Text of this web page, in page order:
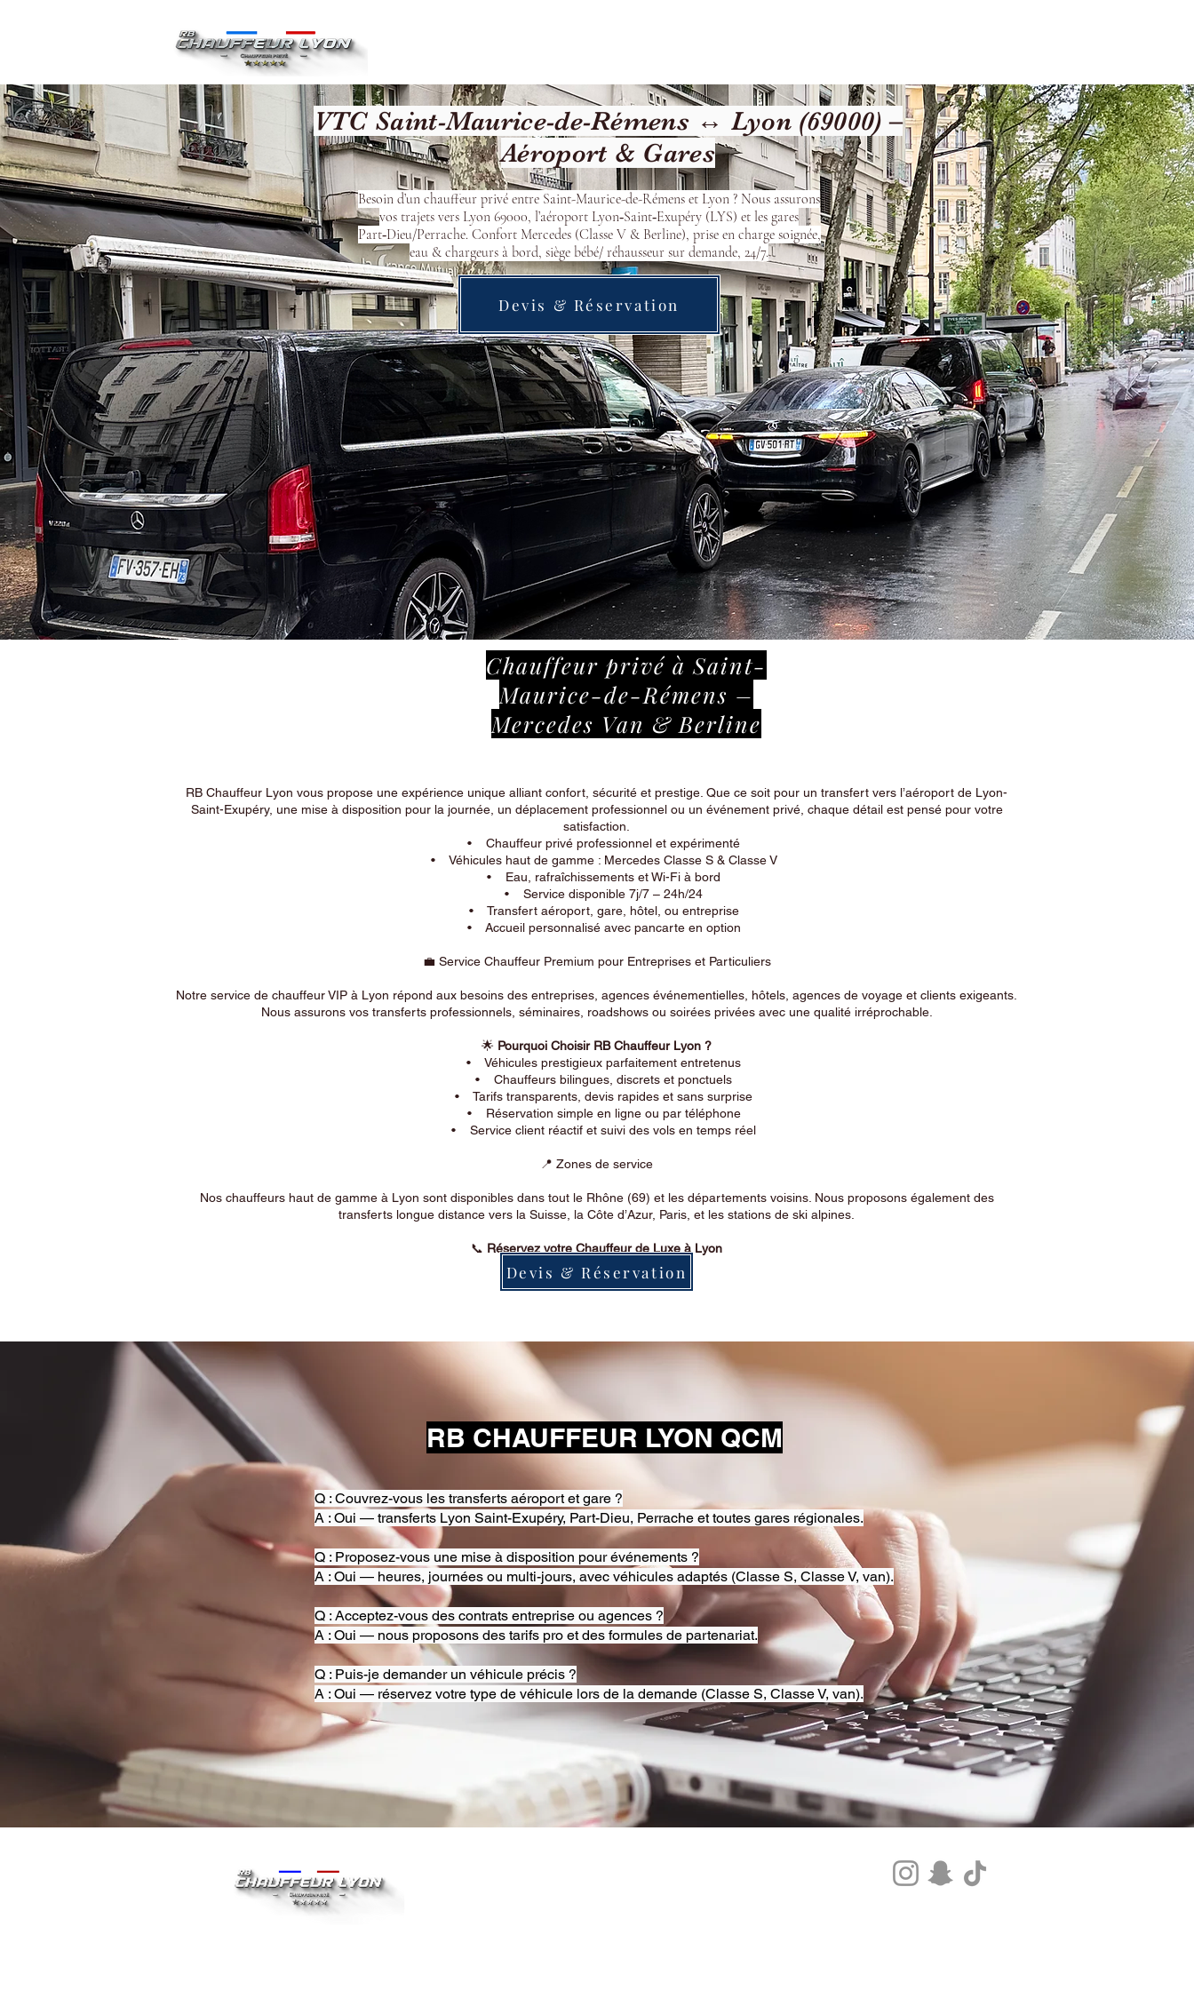
VTC Saint-Maurice-de-Rémens ↔ Lyon (69000) –
Aéroport & Gares
Besoin d’un chauffeur privé entre Saint-Maurice-de-Rémens et Lyon ? Nous assurons
vos trajets vers Lyon 69000, l’aéroport Lyon‑Saint‑Exupéry (LYS) et les gares
Part‑Dieu/Perrache. Confort Mercedes (Classe V & Berline), prise en charge soignée,
eau & chargeurs à bord, siège bébé/ réhausseur sur demande, 24/7.
Devis & Réservation
Chauffeur privé à Saint-
Maurice-de-Rémens –
Mercedes Van & Berline
RB Chauffeur Lyon vous propose une expérience unique alliant confort, sécurité et prestige. Que ce soit pour un transfert vers l’aéroport de Lyon-
Saint-Exupéry, une mise à disposition pour la journée, un déplacement professionnel ou un événement privé, chaque détail est pensé pour votre
satisfaction.
• Chauffeur privé professionnel et expérimenté
• Véhicules haut de gamme : Mercedes Classe S & Classe V
• Eau, rafraîchissements et Wi-Fi à bord
• Service disponible 7j/7 – 24h/24
• Transfert aéroport, gare, hôtel, ou entreprise
• Accueil personnalisé avec pancarte en option
💼 Service Chauffeur Premium pour Entreprises et Particuliers
Notre service de chauffeur VIP à Lyon répond aux besoins des entreprises, agences événementielles, hôtels, agences de voyage et clients exigeants.
Nous assurons vos transferts professionnels, séminaires, roadshows ou soirées privées avec une qualité irréprochable.
🌟 Pourquoi Choisir RB Chauffeur Lyon ?
• Véhicules prestigieux parfaitement entretenus
• Chauffeurs bilingues, discrets et ponctuels
• Tarifs transparents, devis rapides et sans surprise
• Réservation simple en ligne ou par téléphone
• Service client réactif et suivi des vols en temps réel
📍 Zones de service
Nos chauffeurs haut de gamme à Lyon sont disponibles dans tout le Rhône (69) et les départements voisins. Nous proposons également des
transferts longue distance vers la Suisse, la Côte d’Azur, Paris, et les stations de ski alpines.
📞 Réservez votre Chauffeur de Luxe à Lyon
Devis & Réservation
RB CHAUFFEUR LYON QCM
Q : Couvrez-vous les transferts aéroport et gare ?
A : Oui — transferts Lyon Saint-Exupéry, Part-Dieu, Perrache et toutes gares régionales.
Q : Proposez-vous une mise à disposition pour événements ?
A : Oui — heures, journées ou multi-jours, avec véhicules adaptés (Classe S, Classe V, van).
Q : Acceptez-vous des contrats entreprise ou agences ?
A : Oui — nous proposons des tarifs pro et des formules de partenariat.
Q : Puis-je demander un véhicule précis ?
A : Oui — réservez votre type de véhicule lors de la demande (Classe S, Classe V, van).